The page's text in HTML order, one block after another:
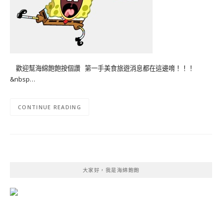
歡迎幫海綿飽飽按個讚 第一手美食旅遊消息都在這邊唷！！！
&nbsp…
CONTINUE READING
大家好，我是海綿飽飽